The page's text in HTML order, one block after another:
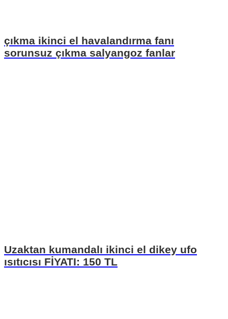
çıkma ikinci el havalandırma fanı
sorunsuz çıkma salyangoz fanlar
Uzaktan kumandalı ikinci el dikey ufo
ısıtıcısı FİYATI: 150 TL